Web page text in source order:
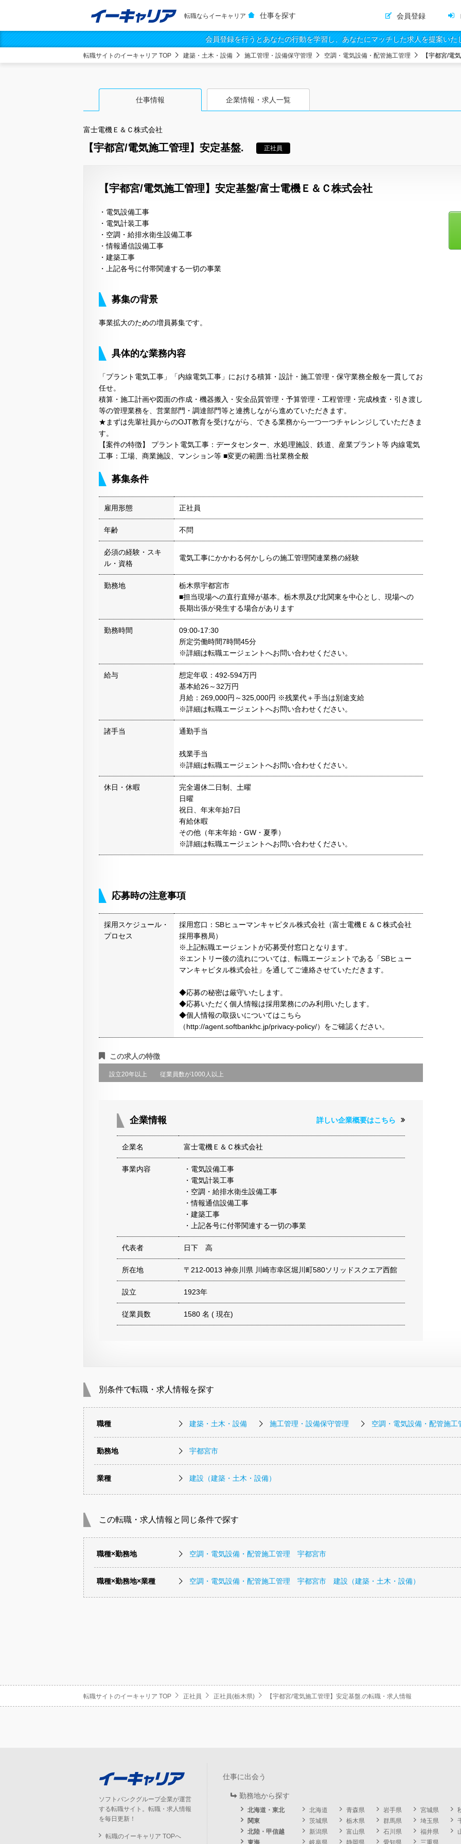
転職ならイーキャリア 仕事を探す 会員登録
会員登録を行うとあなたの行動を学習し、あなたにマッチした求人を提案いた
転職サイトのイーキャリア TOP 建築・土木・設備 施工管理・設備保守管理 空調・電気設備・配管施工管理 【宇都宮/電
仕事情報 企業情報・求人一覧
富士電機Ｅ＆Ｃ株式会社
【宇都宮/電気施工管理】安定基盤. 正社員
【宇都宮/電気施工管理】安定基盤/富士電機Ｅ＆Ｃ株式会社
・電気設備工事
・電気計装工事
・空調・給排水衛生設備工事
・情報通信設備工事
・建築工事
・上記各号に付帯関連する一切の事業
募集の背景
事業拡大のための増員募集です。
具体的な業務内容
「プラント電気工事」「内線電気工事」における積算・設計・施工管理・保守業務全般を一貫してお
任せ。
積算・施工計画や図面の作成・機器搬入・安全品質管理・予算管理・工程管理・完成検査・引き渡し
等の管理業務を、営業部門・調達部門等と連携しながら進めていただきます。
★まずは先輩社員からのOJT教育を受けながら、できる業務から一つ一つチャレンジしていただきま
す。
【案件の特徴】 プラント電気工事：データセンター、水処理施設、鉄道、産業プラント等 内線電気
工事：工場、商業施設、マンション等 ■変更の範囲:当社業務全般
募集条件
雇用形態 正社員
年齢 不問
必須の経験・スキ
ル・資格
電気工事にかかわる何かしらの施工管理関連業務の経験
勤務地
栃木県宇都宮市
■担当現場への直行直帰が基本。栃木県及び北関東を中心とし、現場への
長期出張が発生する場合があります
勤務時間
09:00-17:30
所定労働時間7時間45分
※詳細は転職エージェントへお問い合わせください。
給与
想定年収：492-594万円
基本給26～32万円
月給：269,000円～325,000円 ※残業代＋手当は別途支給
※詳細は転職エージェントへお問い合わせください。
諸手当 通勤手当
残業手当
※詳細は転職エージェントへお問い合わせください。
休日・休暇
完全週休二日制、土曜
日曜
祝日、年末年始7日
有給休暇
その他（年末年始・GW・夏季）
※詳細は転職エージェントへお問い合わせください。
応募時の注意事項
採用スケジュール・
プロセス
採用窓口：SBヒューマンキャピタル株式会社（富士電機Ｅ＆Ｃ株式会社
採用事務局）
※上記転職エージェントが応募受付窓口となります。
※エントリー後の流れについては、転職エージェントである「SBヒュー
マンキャピタル株式会社」を通してご連絡させていただきます。
◆応募の秘密は厳守いたします。
◆応募いただく個人情報は採用業務にのみ利用いたします。
◆個人情報の取扱いについてはこちら
（http://agent.softbankhc.jp/privacy-policy/）をご確認ください。
この求人の特徴
設立20年以上 従業員数が1000人以上
企業情報 詳しい企業概要はこちら
企業名 富士電機Ｅ＆Ｃ株式会社
事業内容
・電気設備工事
・電気計装工事
・空調・給排水衛生設備工事
・情報通信設備工事
・建築工事
・上記各号に付帯関連する一切の事業
代表者 日下 高
所在地 〒212-0013 神奈川県 川崎市幸区堀川町580ソリッドスクエア西館
設立 1923年
従業員数 1580 名 ( 現在)
別条件で転職・求人情報を探す
職種 建築・土木・設備 施工管理・設備保守管理 空調・電気設備・配管施工
勤務地 宇都宮市
業種 建設（建築・土木・設備）
この転職・求人情報と同じ条件で探す
職種×勤務地 空調・電気設備・配管施工管理 宇都宮市
職種×勤務地×業種 空調・電気設備・配管施工管理 宇都宮市 建設（建築・土木・設備）
転職サイトのイーキャリア TOP 正社員 正社員(栃木県) 【宇都宮/電気施工管理】安定基盤.の転職・求人情報
ソフトバンクグループ企業が運営
する転職サイト。転職・求人情報
を毎日更新！
転職のイーキャリア TOPへ
仕事に出会う
勤務地から探す
北海道・東北 北海道 青森県 岩手県 宮城県
関東
茨城県 栃木県 群馬県 埼玉県
北陸・甲信越
新潟県 富山県 石川県 福井県
東海
岐阜県 静岡県 愛知県 三重県